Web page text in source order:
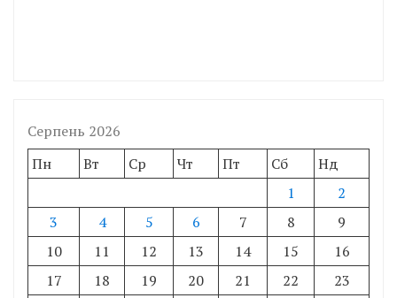
Серпень 2026
Пн
Вт Ср Чт Пт Сб
Нд
1
2
3
4 5 6 7 8
9
10
11 12 13 14 15
16
17
18 19 20 21 22
23